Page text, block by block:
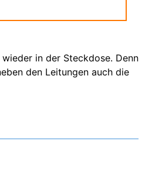
in der Steckdose. Denn
den Leitungen auch die